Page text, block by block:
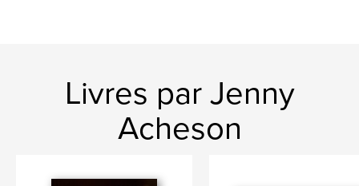
Livres par Jenny
Acheson